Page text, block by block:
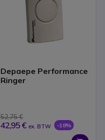
Depaepe Performance
Ringer
52,75 €
42,95 € ex. BTW -18%